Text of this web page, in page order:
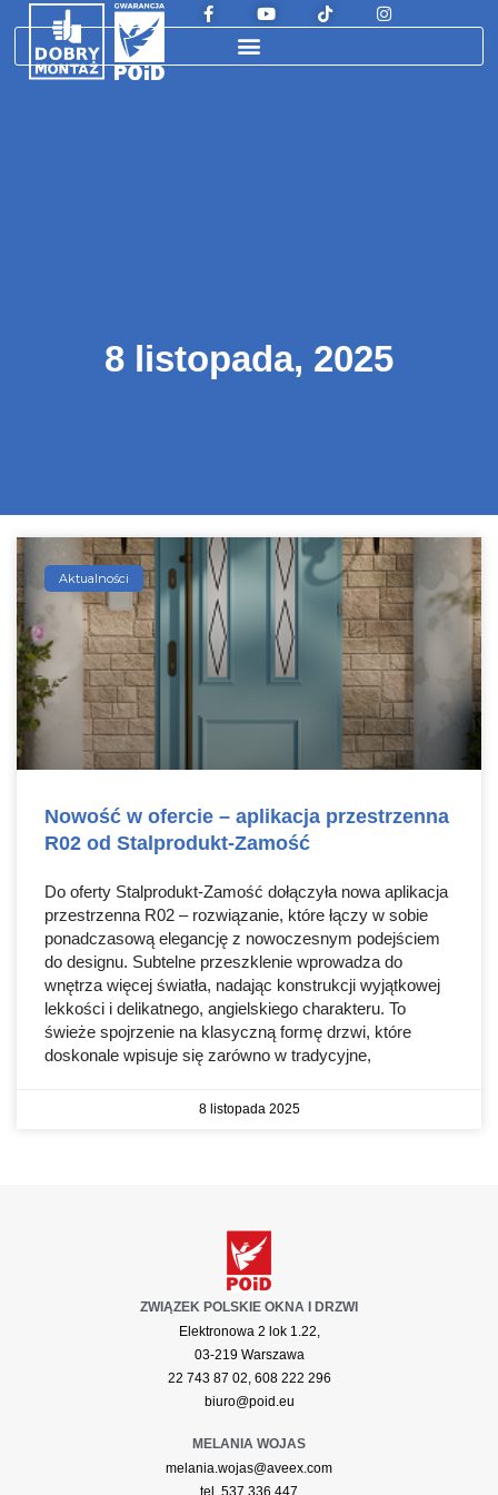
8 listopada, 2025
Aktualności
Nowość w ofercie – aplikacja przestrzenna
R02 od Stalprodukt-Zamość
Do oferty Stalprodukt-Zamość dołączyła nowa aplikacja
przestrzenna R02 – rozwiązanie, które łączy w sobie
ponadczasową elegancję z nowoczesnym podejściem
do designu. Subtelne przeszklenie wprowadza do
wnętrza więcej światła, nadając konstrukcji wyjątkowej
lekkości i delikatnego, angielskiego charakteru. To
świeże spojrzenie na klasyczną formę drzwi, które
doskonale wpisuje się zarówno w tradycyjne,
8 listopada 2025
ZWIĄZEK POLSKIE OKNA I DRZWI
Elektronowa 2 lok 1.22,
03-219 Warszawa
22 743 87 02, 608 222 296
biuro@poid.eu
MELANIA WOJAS
melania.wojas@aveex.com
tel. 537 336 447